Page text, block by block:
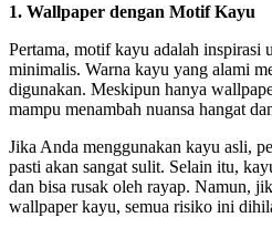
1. Wallpaper dengan Motif Kayu
Pertama, motif kayu adalah inspirasi
minimalis. Warna kayu yang alami
digunakan. Meskipun hanya
mampu menambah nuansa hangat
Jika Anda menggunakan kayu asli,
pasti akan sangat sulit. Selain itu,
dan bisa rusak oleh rayap. Namun,
wallpaper kayu, semua risiko ini